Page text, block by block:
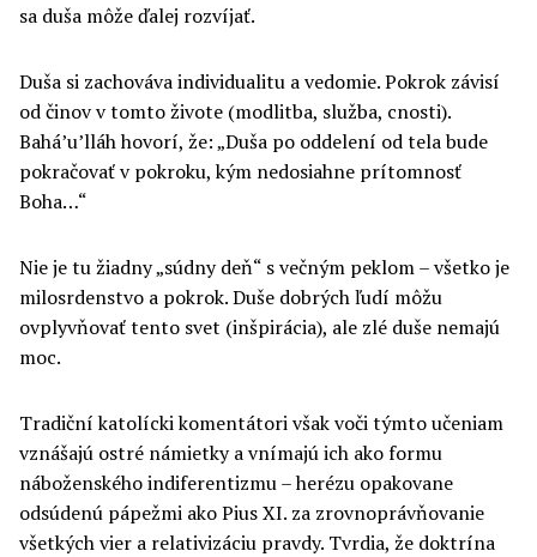
sa duša môže ďalej rozvíjať.
Duša si zachováva individualitu a vedomie. Pokrok závisí
od činov v tomto živote (modlitba, služba, cnosti).
Bahá’u’lláh hovorí, že: „Duša po oddelení od tela bude
pokračovať v pokroku, kým nedosiahne prítomnosť
Boha…“
Nie je tu žiadny „súdny deň“ s večným peklom – všetko je
milosrdenstvo a pokrok. Duše dobrých ľudí môžu
ovplyvňovať tento svet (inšpirácia), ale zlé duše nemajú
moc.
Tradiční katolícki komentátori však voči týmto učeniam
vznášajú ostré námietky a vnímajú ich ako formu
náboženského indiferentizmu – herézu opakovane
odsúdenú pápežmi ako Pius XI. za zrovnoprávňovanie
všetkých vier a relativizáciu pravdy. Tvrdia, že doktrína